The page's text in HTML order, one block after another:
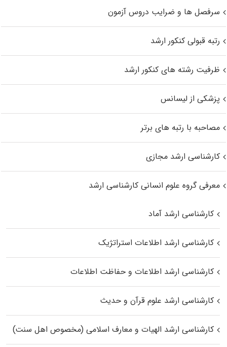
سرفصل ها و ضرایب دروس آزمون
رتبه قبولی کنکور ارشد
ظرفیت رشته های کنکور ارشد
پزشکی از لیسانس
مصاحبه با رتبه های برتر
کارشناسی ارشد مجازی
معرفی گروه علوم انسانی کارشناسی ارشد
کارشناسی ارشد آماد
کارشناسی ارشد اطلاعات استراتژیک
کارشناسی ارشد اطلاعات و حفاظت اطلاعات
کارشناسی ارشد علوم قرآن و حدیث
کارشناسی ارشد الهیات و معارف اسلامی (مخصوص اهل سنت)